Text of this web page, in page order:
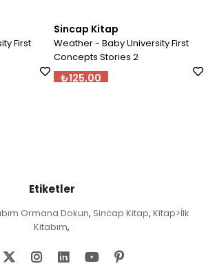
First
Sincap Kitap
Weather - Baby University First
Concepts Stories 2
₺125,00
Etiketler
Ormana Dokun, Sincap Kitap, Kitap>İlk
Kitabım,